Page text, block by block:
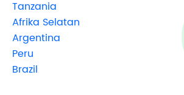
Tanzania
Afrika Selatan
Argentina
Peru
Brazil